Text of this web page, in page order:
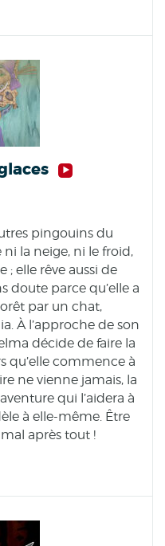
pingouins du
ni la neige, ni le froid,
; elle rêve aussi de
doute parce qu’elle a
par un chat,
À l’approche de son
décide de faire la
qu’elle commence à
ne vienne jamais, la
qui l’aidera à
à elle-même. Être
après tout !